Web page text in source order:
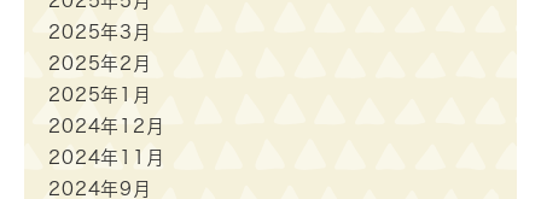
2025年3月
2025年2月
2025年1月
2024年12月
2024年11月
2024年9月